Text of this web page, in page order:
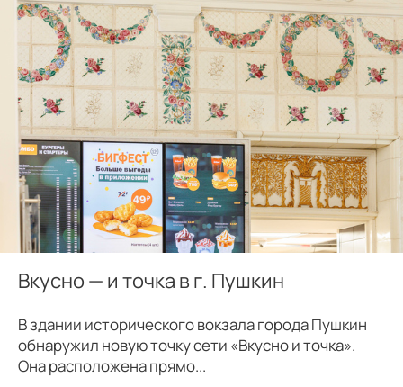
Вкусно — и точка в г. Пушкин
В здании исторического вокзала города Пушкин
обнаружил новую точку сети «Вкусно и точка».
Она расположена прямо...